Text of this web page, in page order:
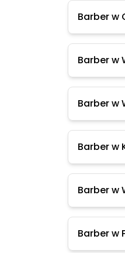
Barber w
Barber w
Barber w
Barber w
Barber w
Barber w